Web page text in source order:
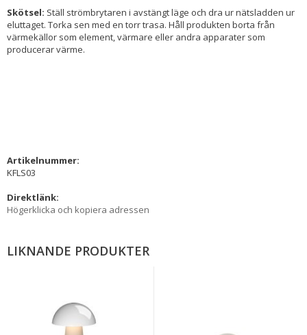
Skötsel: Ställ strömbrytaren i avstängt läge och dra ur nätsladden ur
eluttaget. Torka sen med en torr trasa. Håll produkten borta från
värmekällor som element, värmare eller andra apparater som
producerar värme.
Artikelnummer:
KFLS03
Direktlänk:
Högerklicka och kopiera adressen
LIKNANDE PRODUKTER